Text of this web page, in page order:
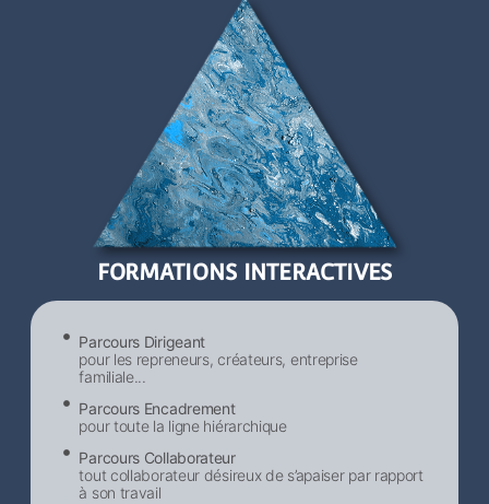
FORMATIONS INTERACTIVES
Parcours Dirigeant
pour les repreneurs, créateurs, entreprise
familiale...
Parcours Encadrement
pour toute la ligne hiérarchique
Parcours Collaborateur
tout collaborateur désireux de s’apaiser par rapport
à son travail